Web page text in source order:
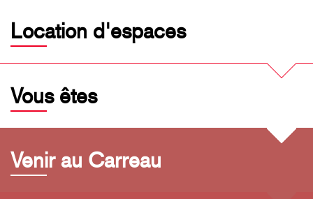
Location d'espaces
Vous êtes
Venir au Carreau